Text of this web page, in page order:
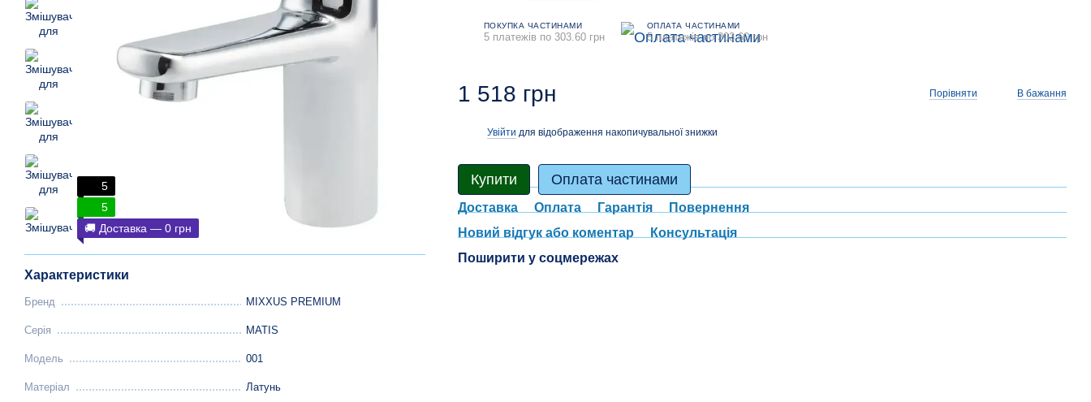
5
5
🚚 Доставка — 0 грн
Характеристики
Бренд MIXXUS PREMIUM
Серія MATIS
Модель 001
Матеріал Латунь
ПОКУПКА ЧАСТИНАМИ
5 платежів по 303.60 грн
ОПЛАТА ЧАСТИНАМИ
5 платежів по 303.60 грн
1 518 грн Порівняти В бажання
Увійти для відображення накопичувальної знижки
Купити Оплата частинами
Доставка Оплата Гарантія
Повернення
Новий відгук або коментар
Консультація
Поширити у соцмережах